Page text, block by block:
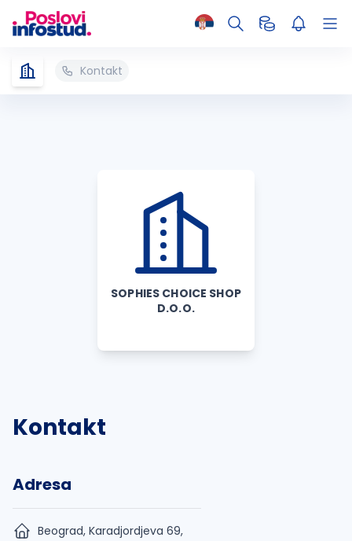
Kontakt
SOPHIES CHOICE SHOP
D.O.O.
Kontakt
Adresa
Beograd, Karadjordjeva 69,